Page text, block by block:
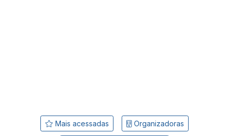
Mais acessadas Organizadoras